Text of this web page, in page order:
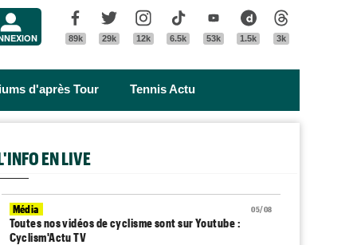
Facebook
89k
Twitter
29k
Instagram
12k
Tik Tok
6.5k
Youtube
53k
Dailymotion
1.5k 3k
d'après Tour Tennis Actu
EN LIVE
05/08
Média
Toutes nos vidéos de cyclisme sont sur Youtube :
Cyclism'Actu TV